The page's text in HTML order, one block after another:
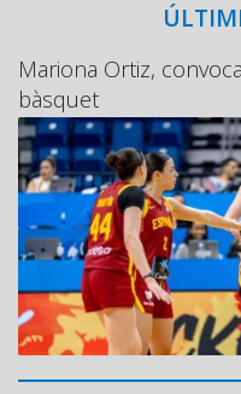
Mariona Ortiz,
bàsquet